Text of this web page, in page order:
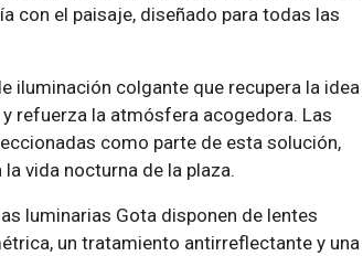
con el paisaje, diseñado para todas las
iluminación colgante que recupera la idea
refuerza la atmósfera acogedora. Las
como parte de esta solución,
vida nocturna de la plaza.
luminarias Gota disponen de lentes
un tratamiento antirreflectante y una